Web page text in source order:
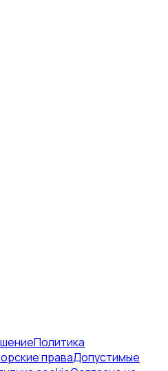
Политика
праваДопустимые